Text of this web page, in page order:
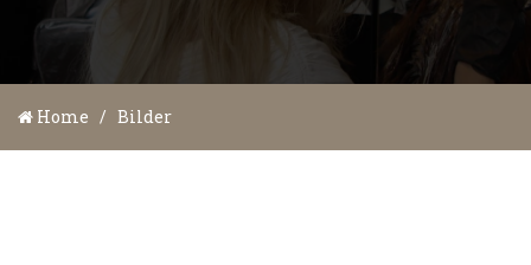
Home / Bilder